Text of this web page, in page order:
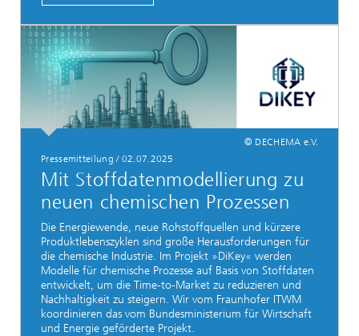
© DECHEMA e.V.
Pressemitteilung / 02.07.2025
Mit Stoffdatenmodellierung zu
neuen chemischen Prozessen
Die Energiewende, neue Rohstoffquellen und kürzere
Produktlebenszyklen sind große Herausforderungen für
die chemische Industrie. Im Projekt »DiKey« werden
Modelle für chemische Prozesse auf Basis von Stoffdaten
entwickelt, um die Time-to-Market zu reduzieren und
Nachhaltigkeit zu steigern. Wir vom Fraunhofer ITWM
koordinieren das vom Bundesministerium für Wirtschaft
und Energie geförderte Projekt.